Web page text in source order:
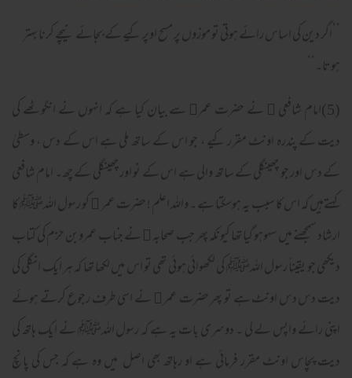
’’اگر دین کی اساس رائے ہوتی تو موزوں پر مسح اوپر کیے کے بجائے نیچے کرنا بہتر
ہوتا۔‘‘
(5)امام شافعی ﷫ نے حضرت عمر﷜ سے بیان کیا ہے کہ انہوں نے انگوٹھے کی
دیت کے پندرہ اونٹ مقرر کیے ، جو اس کے ساتھ ملی ہے اس کے دس ، وسطیٰ
کے دس اور جو چھینگلی کے ساتھ والی ہے اس کے نو اور چھینگلی کے چھ۔ امام شافعی
کہتےہیں کہ اس کا سبب یہ ہوسکتا ہے ۔ واللہ اعلم ! حضرت عمر ﷜ کو رسول اللہﷺ کا
ارشاد سمجھنے میں سہوہو گیا تھا کیونکہ پھر جب صحابہ ﷢ نے جناب عمروبن حزم کی کتاب
دیکھی جو یقیناً رسول اللہﷺ کی لکھوائی ہوئی تھی تو اس میں لکھا تھا کہ ہر ایک انگلی کی
دیت دس دس اونٹ ہے تو پھر حضرت عمر ﷜ نے اسی طرف رجوع کرتے ہوئے
اپنی رائے واپس لے لی ۔ دوسری بات یہ ہے کہ رسول اللہﷺ نے ایک ہاتھ کی
دیت پچاس اونٹ مقرر فرمائی ہے او رہاتھ بھی اصل میں وہ ہے کہ جس کی پانچ